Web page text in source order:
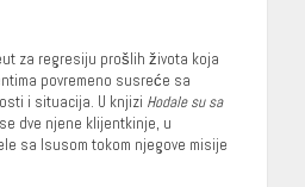
za regresiju prošlih života koja
povremeno susreće sa
i situacija. U knjizi Hodale su sa
dve njene klijentkinje, u
sa Isusom tokom njegove misije